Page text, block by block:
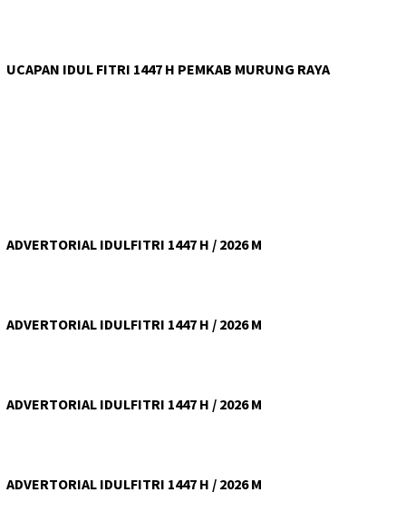
UCAPAN IDUL FITRI 1447 H PEMKAB MURUNG RAYA
ADVERTORIAL IDULFITRI 1447 H / 2026 M
ADVERTORIAL IDULFITRI 1447 H / 2026 M
ADVERTORIAL IDULFITRI 1447 H / 2026 M
ADVERTORIAL IDULFITRI 1447 H / 2026 M